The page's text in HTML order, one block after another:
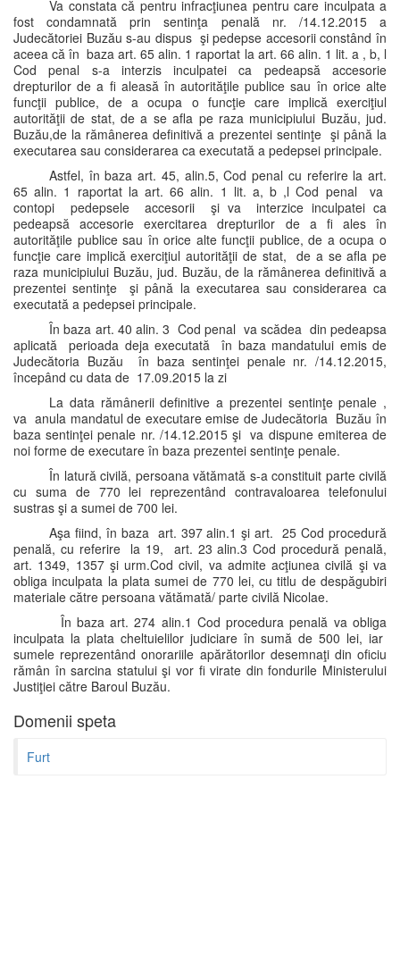
Va constata că pentru infracţiunea pentru care inculpata a
fost condamnată prin sentinţa penală nr. /14.12.2015 a
Judecătoriei Buzău s-au dispus şi pedepse accesorii constând în
aceea că în baza art. 65 alin. 1 raportat la art. 66 alin. 1 lit. a , b, l
Cod penal s-a interzis inculpatei ca pedeapsă accesorie
drepturilor de a fi aleasă în autorităţile publice sau în orice alte
funcţii publice, de a ocupa o funcţie care implică exerciţiul
autorităţii de stat, de a se afla pe raza municipiului Buzău, jud.
Buzău,de la rămânerea definitivă a prezentei sentinţe şi până la
executarea sau considerarea ca executată a pedepsei principale.
Astfel, în baza art. 45, alin.5, Cod penal cu referire la art.
65 alin. 1 raportat la art. 66 alin. 1 lit. a, b ,l Cod penal va
contopi pedepsele accesorii şi va interzice inculpatei ca
pedeapsă accesorie exercitarea drepturilor de a fi ales în
autorităţile publice sau în orice alte funcţii publice, de a ocupa o
funcţie care implică exerciţiul autorităţii de stat, de a se afla pe
raza municipiului Buzău, jud. Buzău, de la rămânerea definitivă a
prezentei sentinţe şi până la executarea sau considerarea ca
executată a pedepsei principale.
În baza art. 40 alin. 3 Cod penal va scădea din pedeapsa
aplicată perioada deja executată în baza mandatului emis de
Judecătoria Buzău în baza sentinţei penale nr. /14.12.2015,
începând cu data de 17.09.2015 la zi
La data rămânerii definitive a prezentei sentinţe penale ,
va anula mandatul de executare emise de Judecătoria Buzău în
baza sentinţei penale nr. /14.12.2015 şi va dispune emiterea de
noi forme de executare în baza prezentei sentinţe penale.
În latură civilă, persoana vătămată s-a constituit parte civilă
cu suma de 770 lei reprezentând contravaloarea telefonului
sustras şi a sumei de 700 lei.
Aşa fiind, în baza art. 397 alin.1 şi art. 25 Cod procedură
penală, cu referire la 19, art. 23 alin.3 Cod procedură penală,
art. 1349, 1357 şi urm.Cod civil, va admite acţiunea civilă şi va
obliga inculpata la plata sumei de 770 lei, cu titlu de despăgubiri
materiale către persoana vătămată/ parte civilă Nicolae.
În baza art. 274 alin.1 Cod procedura penală va obliga
inculpata la plata cheltuielilor judiciare în sumă de 500 lei, iar
sumele reprezentând onorariile apărătorilor desemnaţi din oficiu
rămân în sarcina statului şi vor fi virate din fondurile Ministerului
Justiţiei către Baroul Buzău.
Domenii speta
Furt